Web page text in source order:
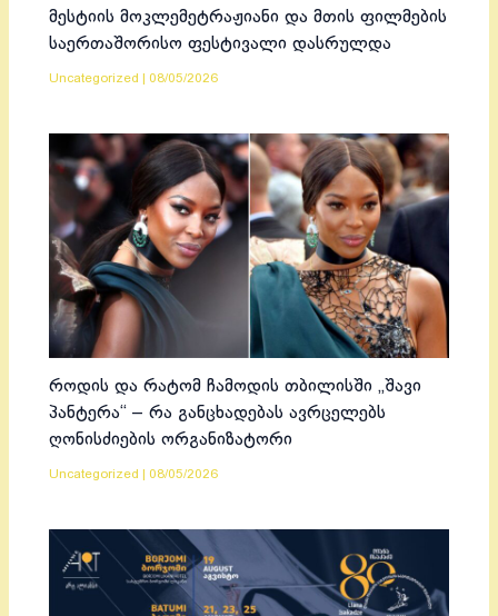
მესტიის მოკლემეტრაჟიანი და მთის ფილმების
საერთაშორისო ფესტივალი დასრულდა
Uncategorized 08/05/2026
როდის და რატომ ჩამოდის თბილისში „შავი
პანტერა“ – რა განცხადებას ავრცელებს
ღონისძიების ორგანიზატორი
Uncategorized 08/05/2026